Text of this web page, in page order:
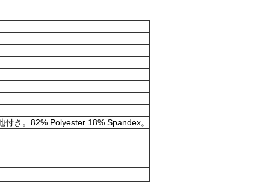
き。82% Polyester 18% Spandex。